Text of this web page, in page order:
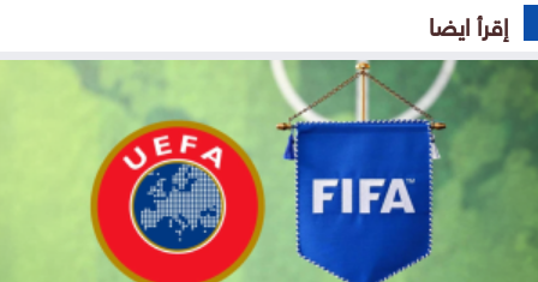
إقرأ ايضا